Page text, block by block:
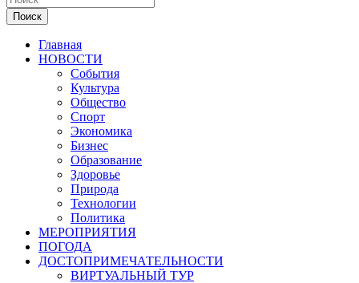
Поиск
Главная
НОВОСТИ
События
Культура
Общество
Спорт
Экономика
Бизнес
Образование
Здоровье
Природа
Технологии
Политика
МЕРОПРИЯТИЯ
ПОГОДА
ДОСТОПРИМЕЧАТЕЛЬНОСТИ
ВИРТУАЛЬНЫЙ ТУР